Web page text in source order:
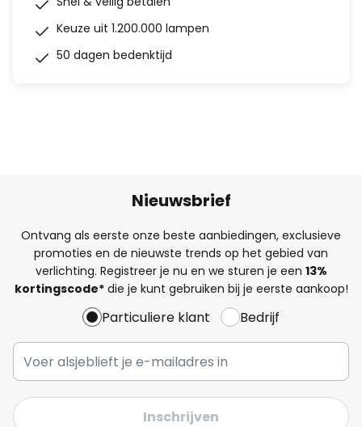
Keuze uit 1.200.000 lampen
50 dagen bedenktijd
Nieuwsbrief
Ontvang als eerste onze beste aanbiedingen, exclusieve
promoties en de nieuwste trends op het gebied van
verlichting. Registreer je nu en we sturen je een 13%
kortingscode*die je kunt gebruiken bij je eerste aankoop!
Particuliere klant Bedrijf
Inschrijven